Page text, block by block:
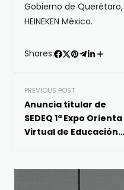
Gobierno de
HEINEKEN México.
Shares:
PREVIOUS POST
Anuncia titular de
SEDEQ 1ª Expo Orienta
Virtual de Educación